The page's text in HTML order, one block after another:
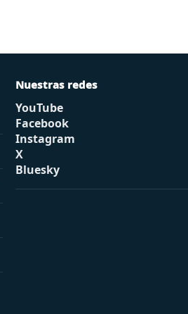
Nuestras redes
YouTube
Facebook
Instagram
X
Bluesky